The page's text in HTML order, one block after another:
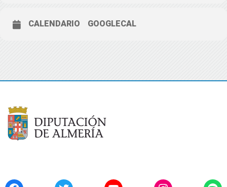
CALENDARIO GOOGLECAL